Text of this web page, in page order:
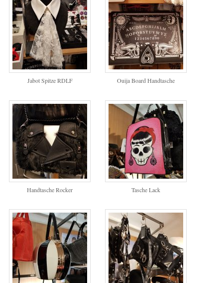
Jabot Spitze RDLF Ouija Board Handtasche
Handtasche Rocker Tasche Lack